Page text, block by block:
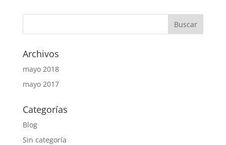
Archivos
mayo 2018
mayo 2017
Categorías
Blog
Sin categoría